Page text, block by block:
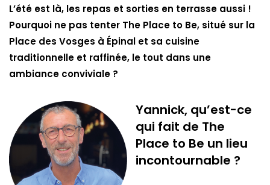
L’été est là, les repas et sorties en terrasse aussi !
Pourquoi ne pas tenter The Place to Be, situé sur la
Place des Vosges à Épinal et sa cuisine
traditionnelle et raffinée, le tout dans une
ambiance conviviale ?
Yannick, qu’est-ce
qui fait de The
Place to Be un lieu
incontournable ?